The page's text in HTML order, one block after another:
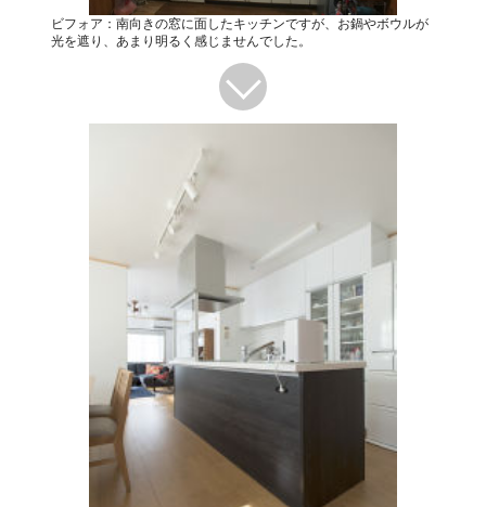
ビフォア：南向きの窓に面したキッチンですが、お鍋やボウルが
光を遮り、あまり明るく感じませんでした。